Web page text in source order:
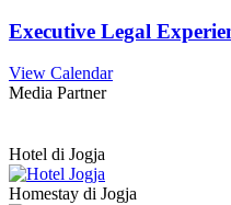
Executive Legal
View Calendar
Media Partner
Hotel di Jogja
Homestay di Jogja